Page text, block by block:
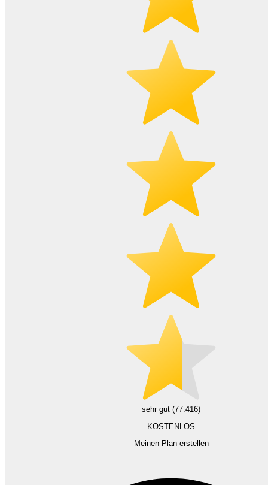
sehr gut (77.416)
KOSTENLOS
Meinen Plan erstellen